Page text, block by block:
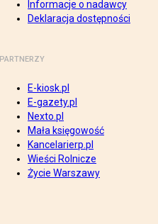
Informacje o nadawcy
Deklaracja dostępności
PARTNERZY
E-kiosk.pl
E-gazety.pl
Nexto.pl
Mała księgowość
Kancelarierp.pl
Wieści Rolnicze
Życie Warszawy